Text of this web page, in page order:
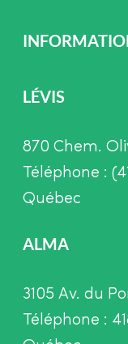
LÉVIS
870 Chem.
Téléphone :
Québec
ALMA
3105 Av. du
Téléphone :